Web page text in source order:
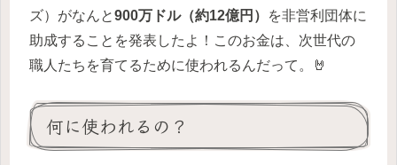
ズ）がなんと900万ドル（約12億円）
を非営利団体に
助成することを発表したよ！このお金は、次世代の
職人たちを育てるために使われるんだって。🤘
何に使われるの？